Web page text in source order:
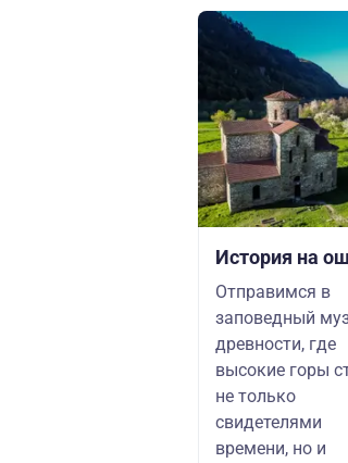
История на
Отправимся в
заповедный
древности, где
высокие горы
не только
свидетелями
времени, но и